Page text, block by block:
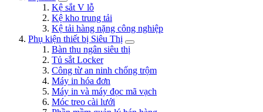
Kệ sắt V lỗ
Kệ kho trung tải
Kệ tải hàng nặng công nghiệp
Phụ kiện thiết bị Siêu Thị
Bàn thu ngân siêu thị
Tủ sắt Locker
Công từ an ninh chống trộm
Máy in hóa đơn
Máy in và máy đọc mã vạch
Móc treo cài lưới